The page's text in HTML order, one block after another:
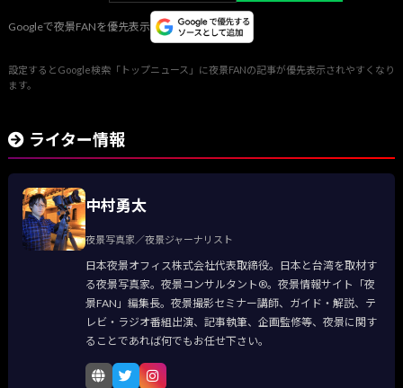
Googleで夜景FANを優先表示
設定するとGoogle検索「トップニュース」に夜景FANの記事が優先表示されやすくなり
ます。
ライター情報
中村勇太
夜景写真家／夜景ジャーナリスト
日本夜景オフィス株式会社代表取締役。日本と台湾を取材す
る夜景写真家。夜景コンサルタント®。夜景情報サイト「夜
景FAN」編集長。夜景撮影セミナー講師、ガイド・解説、テ
レビ・ラジオ番組出演、記事執筆、企画監修等、夜景に関す
ることであれば何でもお任せ下さい。